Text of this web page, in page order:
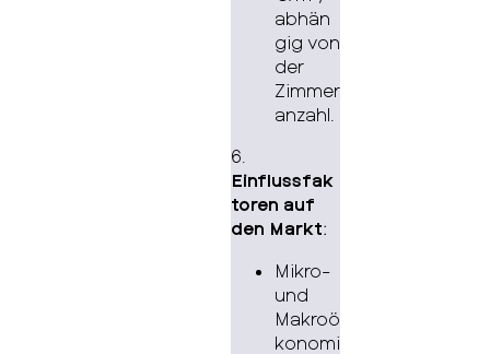
abhän
gig von
der
Zimmer
anzahl.
6.
Einflussfak
toren auf
den Markt:
Mikro-
und
Makroö
konomi